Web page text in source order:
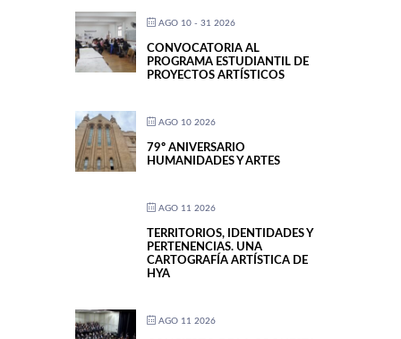
AGO 10 - 31 2026
CONVOCATORIA AL
PROGRAMA ESTUDIANTIL DE
PROYECTOS ARTÍSTICOS
AGO 10 2026
79º ANIVERSARIO
HUMANIDADES Y ARTES
AGO 11 2026
TERRITORIOS, IDENTIDADES Y
PERTENENCIAS. UNA
CARTOGRAFÍA ARTÍSTICA DE
HYA
AGO 11 2026